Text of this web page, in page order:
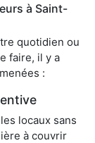
à Saint-
quotidien ou
faire, il y a
:
locaux sans
à couvrir